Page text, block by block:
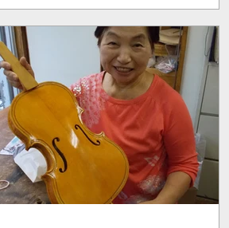
てブリッヂのボディーへのフィッティング、弦
を張りカンセーイとなる。試奏してこのドヤ顔
となる。